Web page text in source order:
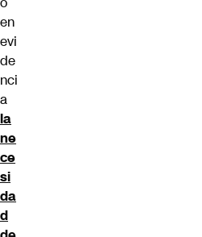
en
evi
de
nci
a
la
ne
ce
si
da
d